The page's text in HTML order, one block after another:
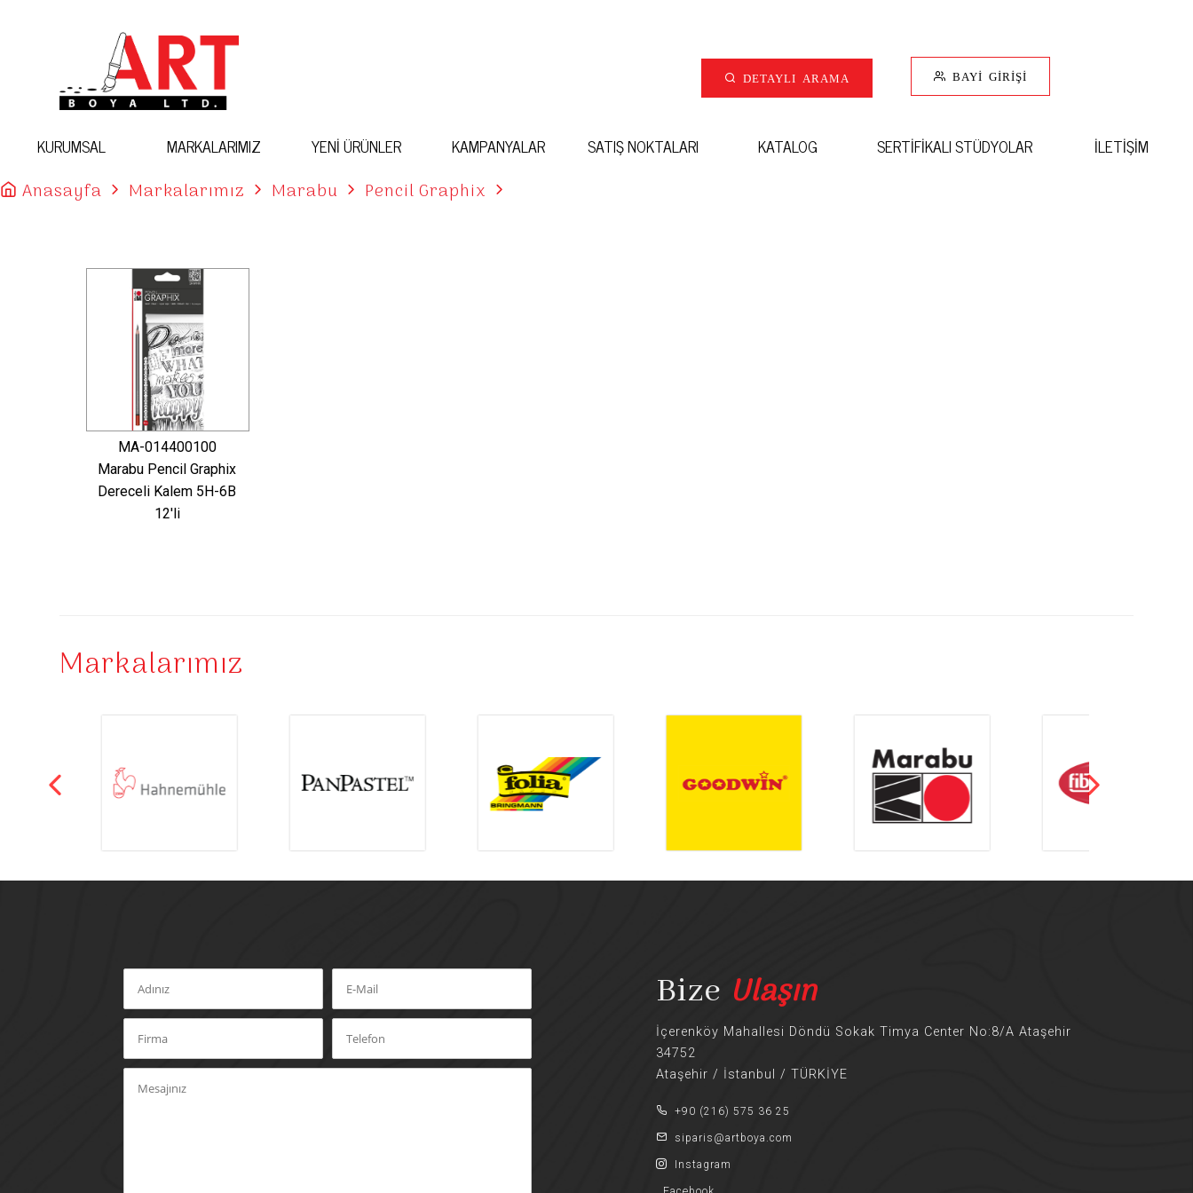
DETAYLI ARAMA BAYİ GİRİŞİ
KURUMSAL MARKALARIMIZ YENİ ÜRÜNLER KAMPANYALAR SATIŞ NOKTALARI KATALOG SERTİFİKALI STÜDYOLAR İLETİŞİM
Anasayfa Markalarımız Marabu Pencil Graphix
MA-014400100
Marabu Pencil Graphix
Dereceli Kalem 5H-6B
12'li
Markalarımız
Bize Ulaşın
İçerenköy Mahallesi Döndü Sokak Timya Center No:8/A Ataşehir
34752
Ataşehir / İstanbul / TÜRKİYE
+90 (216) 575 36 25
siparis@artboya.com
Instagram